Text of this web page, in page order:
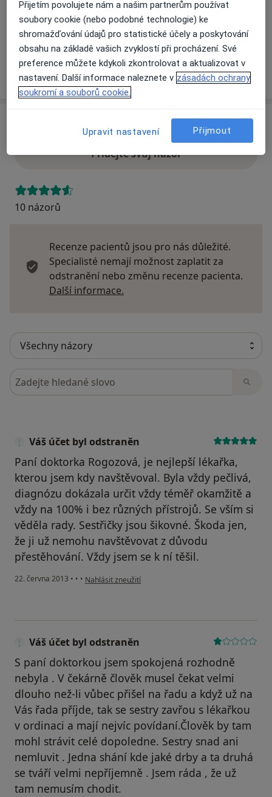
Způsoby platby (soukromé návštěvy)
Na teto adrese lékař přijímá pacienty na pojišťovnu
Detaily
Více
o adrese
Přidejte svůj názor
10 názorů
Recenze pacientů jsou pro nás důležité.
Specialisté nemají možnost zaplatit za
odstranění nebo změnu recenze pacienta.
Další informace.
Hledejte v názorech
Váš účet byl odstraněn
Paní doktorka Rogozová, je nejlepší lékařka,
kterou jsem kdy navštěvoval. Byla vždy pečlivá,
diagnózu dokázala určit vždy téměř okamžitě a
vždy na 100% i bez různých přístrojů. Se vším si
věděla rady. Sestřičky jsou šikovné. Škoda jen,
že ji už nemohu navštěvovat z důvodu
přestěhování. Vždy jsem se k ní těšil.
22. června 2013 • • • podle názoru uživatele Váš účet byl odstraněn
Nahlásit zneužití
Váš účet byl odstraněn
S paní doktorkou jsem spokojená rozhodně
nebyla . V čekárně člověk musel čekat velmi
dlouho než-li vůbec přišel na řadu a když už na
Vás řada příjde, tak se sestry zavřou s lékařkou
v ordinaci a mají nejvíc povídaní.Člověk by tam
mohl strávit celé dopoledne. Sestry snad ani
nemluvit . Jedna shání kde jaké drby a ta druhá
se tváří velmi nepříjemně . Jsem ráda , že už
tam nemusím chodit.
Přijetím povolujete nám a našim partnerům používat
soubory cookie (nebo podobné technologie) ke
shromažďování údajů pro statistické účely a poskytování
obsahu na základě vašich zvyklostí při procházení. Své
preference můžete kdykoli zkontrolovat a aktualizovat v
nastavení. Další informace naleznete v zásadách ochrany
soukromí a souborů cookie.
Upravit nastavení Přijmout